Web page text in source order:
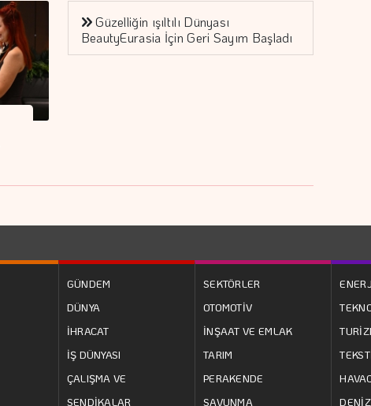
Güzelliğin ışıltılı Dünyası
BeautyEurasia İçin Geri Sayım Başladı
GÜNDEM
DÜNYA
İHRACAT
İŞ DÜNYASI
ÇALIŞMA VE
SENDİKALAR
SEKTÖRLER
OTOMOTİV
İNŞAAT VE EMLAK
TARIM
PERAKENDE
SAVUNMA